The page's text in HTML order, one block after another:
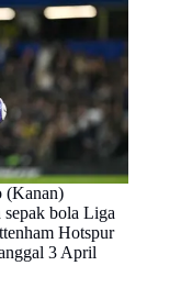
(Kanan)
sepak bola Liga
Hotspur
3 April